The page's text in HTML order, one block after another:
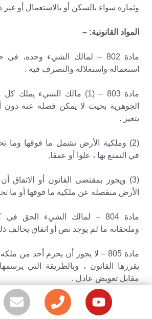
وثماره سواء بالسكن أو بالاستعمال أو
المواد القانونية: –
مادة 802 – لمالك الشيء وحده،
استعماله واستغلاله والتصرف فيه .
مادة 803 – (1) مالك الشيء
الجوهرية بحيث لا يمكن فصله عنه دون
يتغير .
(2) وملكية الأرض تشمل ما فوقها وما
في التمتع بها ، علوا أو عمقا.
(3) ويجوز بمقتضى القانون أو
الأرض منفصلة عن ملكية ما فوقها أو ما
مادة 804 – لمالك الشيء الحق
وملحقاته ما لم يوجد نص أو اتفاق يخالف
مادة 805 – لا يجوز أن يحرم أحد من
يقررها القانون ، وبالطريقة التي
مقابل تعويض عادل .